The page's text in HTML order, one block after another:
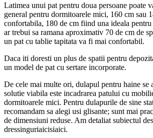
Latimea unui pat pentru doua persoane poate
general pentru dormitoarele mici, 160 cm sau
confortabila, 180 de cm fiind una ideala
ar trebui sa ramana aproximativ 70 de cm de
un pat cu tablie tapitata va fi mai confortabil.
Daca iti doresti un plus de spatii pentru
un model de pat cu sertare incorporate.
De cele mai multe ori, dulapul pentru haine se
solutie viabila este incadrarea patului cu
dormitoarele mici. Pentru dulapurile de sine
recomandam sa alegi usi glisante; sunt mai
de dimensiuni reduse. Am detaliat subiectul
dressinguriaicisiaici.